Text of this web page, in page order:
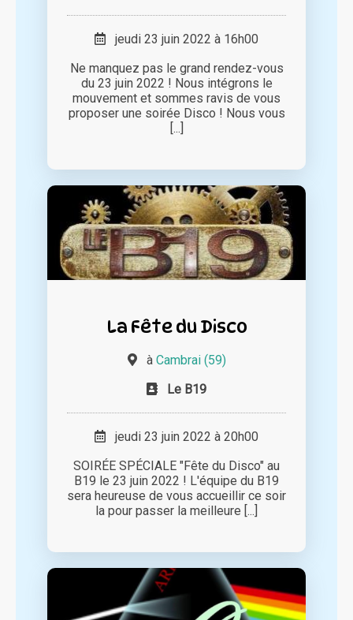
jeudi 23 juin 2022 à 16h00
Ne manquez pas le grand rendez-vous
du 23 juin 2022 ! Nous intégrons le
mouvement et sommes ravis de vous
proposer une soirée Disco ! Nous vous
[...]
La Fête du Disco
à Cambrai (59)
Le B19
jeudi 23 juin 2022 à 20h00
SOIRÉE SPÉCIALE "Fête du Disco" au
B19 le 23 juin 2022 ! L'équipe du B19
sera heureuse de vous accueillir ce soir
la pour passer la meilleure [...]